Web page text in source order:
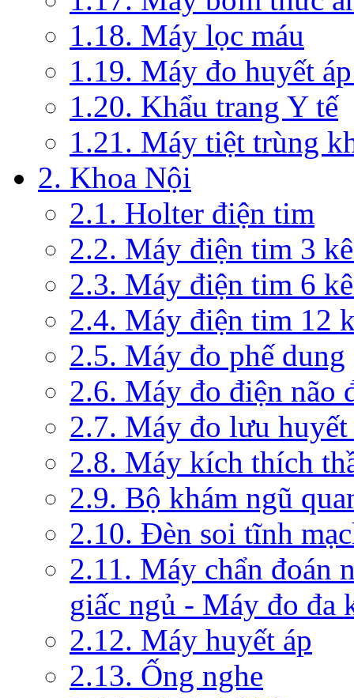
1.18. Máy lọc máu
1.19. Máy đo huyết
1.20. Khẩu trang Y tế
1.21. Máy tiệt trùng
2. Khoa Nội
2.1. Holter điện tim
2.2. Máy điện tim 3
2.3. Máy điện tim 6
2.4. Máy điện tim 12
2.5. Máy đo phế dung
2.6. Máy đo điện não
2.7. Máy đo lưu
2.8. Máy kích thích
2.9. Bộ khám ngũ
2.10. Đèn soi tĩnh
2.11. Máy chẩn đoán
giấc ngủ - Máy đo đa
2.12. Máy huyết áp
2.13. Ống nghe